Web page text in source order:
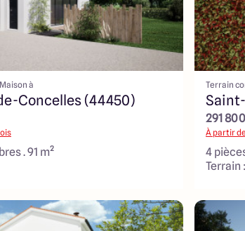
à
Concelles (44450)
. 91 m²
Terrain
291
À partir
4
Terrain